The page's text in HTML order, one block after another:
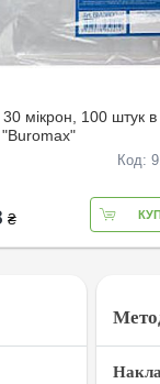
мікрон, 100 штук в
"Buromax"
Код:
₴